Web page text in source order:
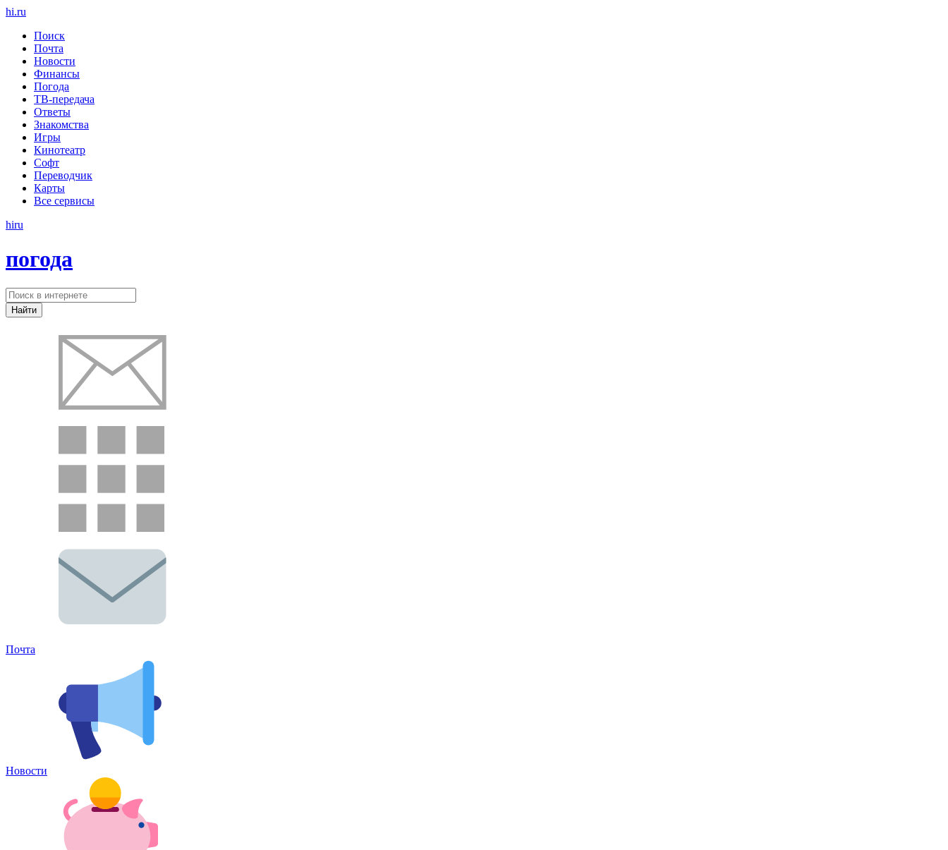
hi.ru
Поиск
Почта
Новости
Финансы
Погода
ТВ-передача
Ответы
Знакомства
Игры
Кинотеатр
Софт
Переводчик
Карты
Все сервисы
hiru
погода
Найти
Почта
Новости